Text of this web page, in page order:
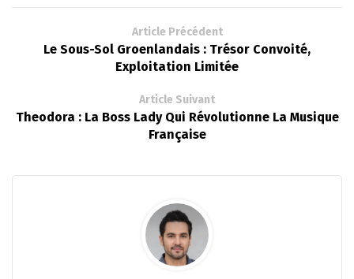
Article Précédent
Le Sous-Sol Groenlandais : Trésor Convoité,
Exploitation Limitée
Article Suivant
Theodora : La Boss Lady Qui Révolutionne La Musique
Française